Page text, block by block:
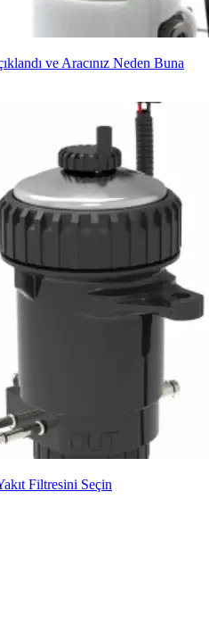
ve Aracınız Neden Buna
Filtresini Seçin